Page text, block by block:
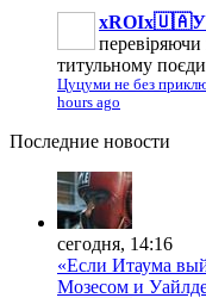
титульному
Цуцуми не без
hours ago
Последние новости
сегодня, 14:16
«Если Итаума
Мозесом и